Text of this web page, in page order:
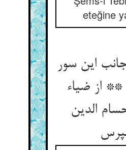
eteğine
این سور
از ضیاء
الدین